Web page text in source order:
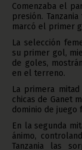
Comenzaba el
presión.
marcó el primer
La selección
su primer gol,
de goles,
en el terreno.
La primera
chicas de Ganet
dominio de juego
En la segunda
ánimo,
Tanzania las